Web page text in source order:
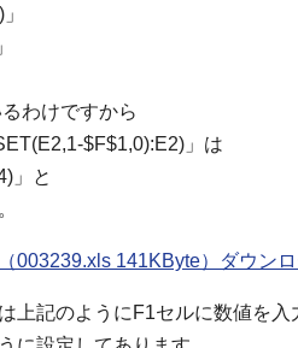
わけですから
$F$1,0):E2)」は
」と
003239.xls 141KByte）ダウンロ
上記のようにF1セルに数値を